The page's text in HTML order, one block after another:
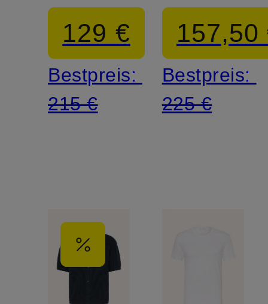
Fit
129 €
Bestpreis:
215 €
157,50
Bestpreis:
225 €